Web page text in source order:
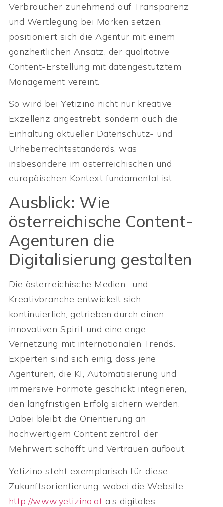
Verbraucher zunehmend auf Transparenz
und Wertlegung bei Marken setzen,
positioniert sich die Agentur mit einem
ganzheitlichen Ansatz, der qualitative
Content-Erstellung mit datengestütztem
Management vereint.
So wird bei Yetizino nicht nur kreative
Exzellenz angestrebt, sondern auch die
Einhaltung aktueller Datenschutz- und
Urheberrechtsstandards, was
insbesondere im österreichischen und
europäischen Kontext fundamental ist.
Ausblick: Wie
österreichische Content-
Agenturen die
Digitalisierung gestalten
Die österreichische Medien- und
Kreativbranche entwickelt sich
kontinuierlich, getrieben durch einen
innovativen Spirit und eine enge
Vernetzung mit internationalen Trends.
Experten sind sich einig, dass jene
Agenturen, die KI, Automatisierung und
immersive Formate geschickt integrieren,
den langfristigen Erfolg sichern werden.
Dabei bleibt die Orientierung an
hochwertigem Content zentral, der
Mehrwert schafft und Vertrauen aufbaut.
Yetizino steht exemplarisch für diese
Zukunftsorientierung, wobei die Website
http://www.yetizino.at als digitales